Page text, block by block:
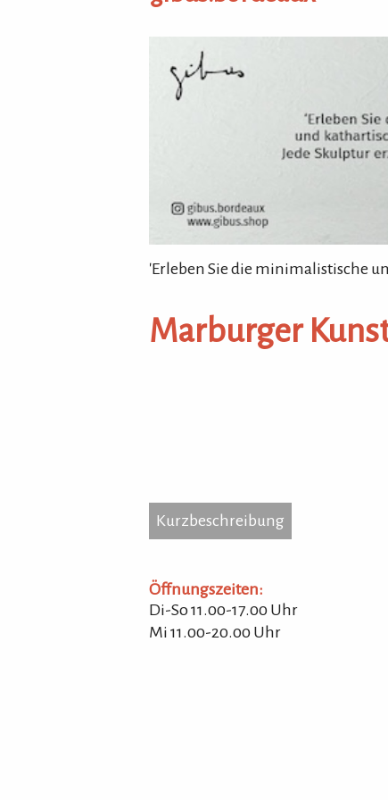
gibus.bordeaux
'Erleben Sie die minimalistische
Marburger
Kurzbeschreibung
Öffnungszeiten:
Di-So 11.00-17.00 Uhr
Mi 11.00-20.00 Uhr